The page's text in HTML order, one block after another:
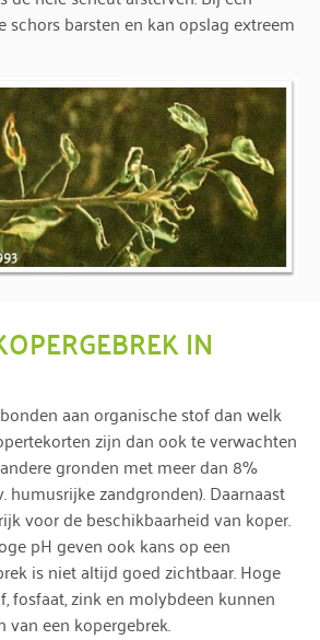
schors barsten en kan opslag extreem
IN
aan organische stof dan welk
zijn dan ook te verwachten
gronden met meer dan 8%
humusrijke zandgronden). Daarnaast
voor de beschikbaarheid van koper.
pH geven ook kans op een
is niet altijd goed zichtbaar. Hoge
fosfaat, zink en molybdeen kunnen
van een kopergebrek.